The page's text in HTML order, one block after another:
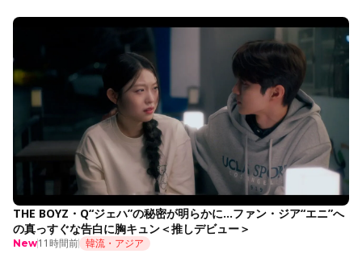
THE BOYZ・Q“ジェハ”の秘密が明らかに…ファン・ジア“エニ”へ
の真っすぐな告白に胸キュン＜推しデビュー＞
New11時間前 韓流・アジア